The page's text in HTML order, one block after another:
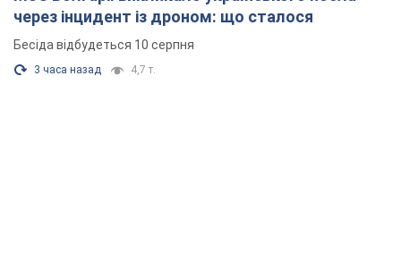
через інцидент із дроном: що сталося
Бесіда відбудеться 10 серпня
3 часа назад 4,7 т.